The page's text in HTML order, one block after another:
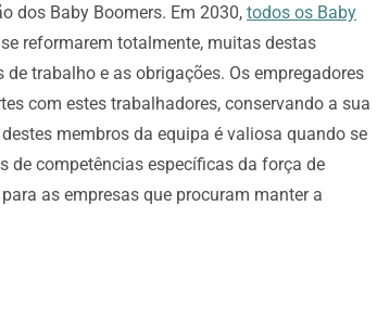
dos Baby Boomers. Em 2030, todos os Baby
reformarem totalmente, muitas destas
trabalho e as obrigações. Os empregadores
com estes trabalhadores, conservando a sua
membros da equipa é valiosa quando se
de competências específicas da força de
as empresas que procuram manter a